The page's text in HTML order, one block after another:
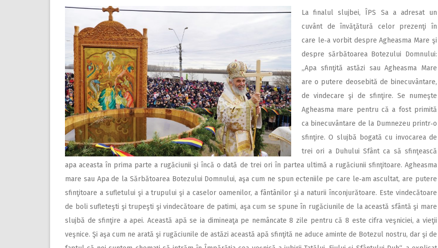
La finalul slujbei, ÎPS Sa a adresat un
cuvânt de învăţătură celor prezenţi în
care le‑a vorbit despre Agheasma Mare şi
despre sărbătoarea Botezului Domnului:
„Apa sfinţită astăzi sau Agheasma Mare
are o putere deosebită de binecuvântare,
de vindecare şi de sfinţire. Se numeşte
Agheasma mare pentru că a fost primită
ca binecuvântare de la Dumnezeu printr‑o
sfinţire. O slujbă bogată cu invocarea de
trei ori a Duhului Sfânt ca să sfinţească
apa aceasta în prima parte a rugăciunii şi încă o dată de trei ori în partea ultimă a rugăciunii sfinţitoare. Agheasma
mare sau Apa de la Sărbătoarea Botezului Domnului, aşa cum ne spun ecteniile pe care le‑am ascultat, are putere
sfinţitoare a sufletului şi a trupului şi a caselor oamenilor, a fântânilor şi a naturii înconjurătoare. Este vindecătoare
de boli sufleteşti şi trupeşti şi vindecătoare de patimi, aşa cum se spune în rugăciunile de la această sfântă şi mare
slujbă de sfinţire a apei. Această apă se ia dimineaţa pe nemâncate 8 zile pentru că 8 este cifra veşniciei, a vieţii
veşnice. Şi aşa cum ne arată şi rugăciunile de astăzi această apă sfinţită ne aduce aminte de Botezul nostru, dar şi de